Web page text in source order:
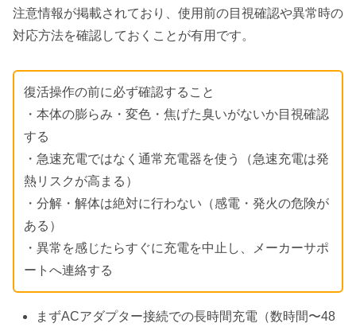
注意情報が掲載されており、使用前の目視確認や異常時の
対応方法を確認しておくことが有用です。
復活操作の前に必ず確認すること
・本体の膨らみ・変色・焦げた臭いがないか目視確認
する
・急速充電ではなく通常充電器を使う（急速充電は発
熱リスクが高まる）
・分解・解体は絶対に行わない（感電・発火の危険が
ある）
・異常を感じたらすぐに充電を中止し、メーカーサポ
ートへ連絡する
まずACアダプター接続での長時間充電（数時間〜48